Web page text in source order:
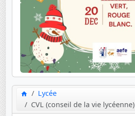
Lycée
CVL (conseil de la vie lycéenne)